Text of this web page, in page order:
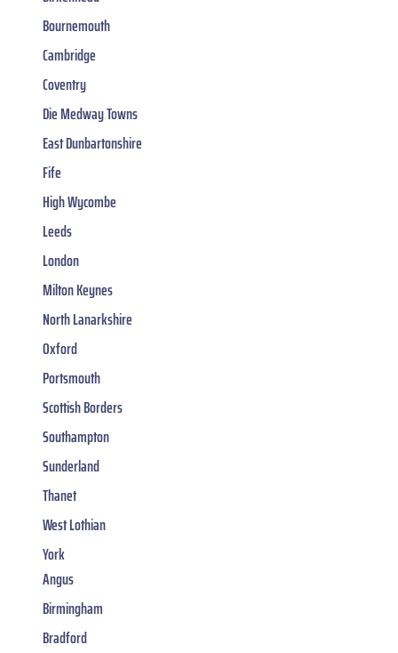
Bournemouth
Cambridge
Coventry
Die Medway Towns
East Dunbartonshire
Fife
High Wycombe
Leeds
London
Milton Keynes
North Lanarkshire
Oxford
Portsmouth
Scottish Borders
Southampton
Sunderland
Thanet
West Lothian
York
Angus
Birmingham
Bradford